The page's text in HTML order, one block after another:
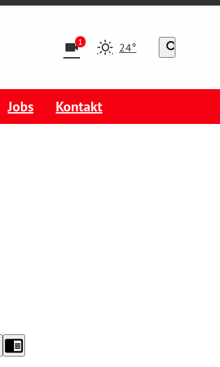
videocam1 24° search
Jobs Kontakt
chrome_reader_mode